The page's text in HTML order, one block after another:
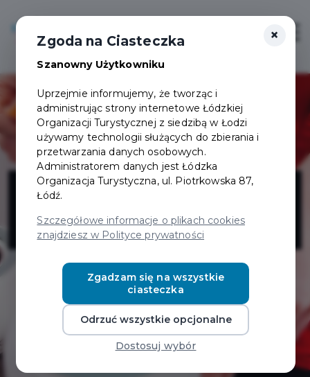
Login/Rejestracja
Time for Wax -
studio depilacji
×
Zgoda na Ciasteczka
Szanowny Użytkowniku
Uprzejmie informujemy, że tworząc i
administrując strony internetowe Łódzkiej
Organizacji Turystycznej z siedzibą w Łodzi
używamy technologii służących do zbierania i
przetwarzania danych osobowych.
Administratorem danych jest Łódzka
Organizacja Turystyczna, ul. Piotrkowska 87,
Łódź.
Szczegółowe informacje o plikach cookies
znajdziesz w Polityce prywatności
Zgadzam się na wszystkie
ciasteczka
Odrzuć wszystkie opcjonalne
Dostosuj wybór